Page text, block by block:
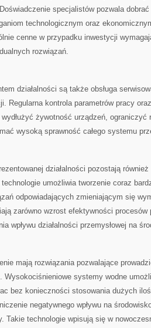
specjalistów pozwala
technologicznym oraz
cenne w przypadku inwestycji
rozwiązań.
działalności są także obsługa
Regularna kontrola parametrów pracy
żywotność urządzeń, ograniczyć
wysoką sprawność całego systemu
działalności pozostają również
umożliwia tworzenie coraz
odpowiadających zmieniającym się
zarówno wzrost efektywności procesów
wpływu działalności przemysłowej na
mają rozwiązania pozwalające
Wysokociśnieniowe systemy wodne
bez konieczności stosowania dużych
negatywnego wpływu na
Takie technologie wpisują się w